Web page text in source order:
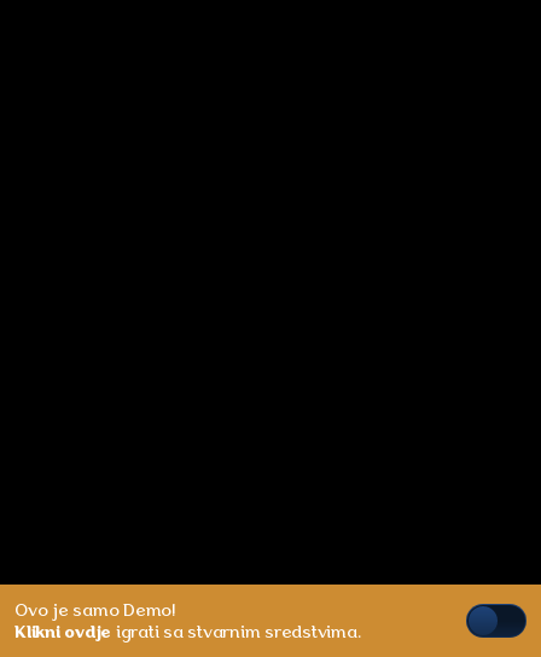
Ovo je samo Demo!
Klikni ovdje igrati sa stvarnim sredstvima.